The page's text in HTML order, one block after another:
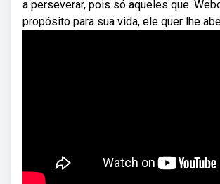
a perseverar, pois só aqueles que.
propósito para sua vida, ele quer lhe